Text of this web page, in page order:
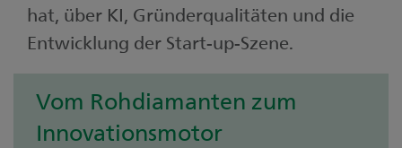
hat, über KI, Gründerqualitäten und die
Entwicklung der Start-up-Szene.
Vom Rohdiamanten zum
Innovationsmotor